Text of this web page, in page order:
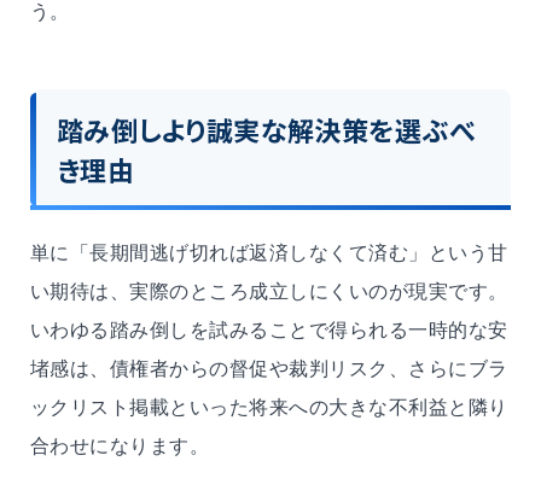
う。
踏み倒しより誠実な解決策を選ぶべ
き理由
単に「長期間逃げ切れば返済しなくて済む」という甘
い期待は、実際のところ成立しにくいのが現実です。
いわゆる踏み倒しを試みることで得られる一時的な安
堵感は、債権者からの督促や裁判リスク、さらにブラ
ックリスト掲載といった将来への大きな不利益と隣り
合わせになります。